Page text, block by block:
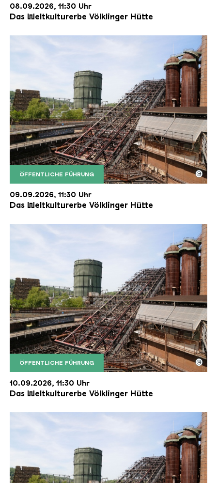
08.09.2026, 11:30 Uhr
Das Weltkulturerbe Völklinger Hütte
ÖFFENTLICHE FÜHRUNG
Der Erzschrägaufzug der Völklinger Hütte mit
Copyright: Weltkulturerbe Völklinger Hütte | Karl
©
09.09.2026, 11:30 Uhr
Das Weltkulturerbe Völklinger Hütte
ÖFFENTLICHE FÜHRUNG
Der Erzschrägaufzug der Völklinger Hütte mit
Copyright: Weltkulturerbe Völklinger Hütte | Karl
©
10.09.2026, 11:30 Uhr
Das Weltkulturerbe Völklinger Hütte